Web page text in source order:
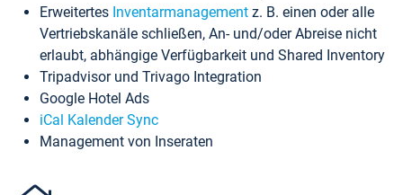
Erweitertes Inventarmanagement z. B. einen oder alle
Vertriebskanäle schließen, An- und/oder Abreise nicht
erlaubt, abhängige Verfügbarkeit und Shared Inventory
Tripadvisor und Trivago Integration
Google Hotel Ads
iCal Kalender Sync
Management von Inseraten